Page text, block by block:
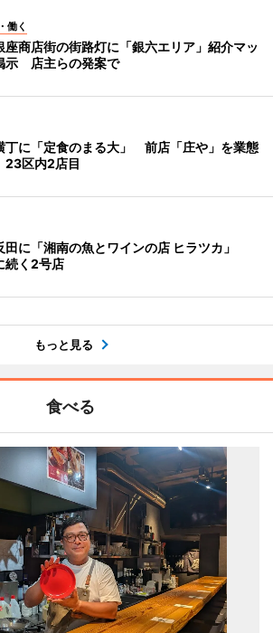
働く
座商店街の街路灯に「銀六エリア」紹介マッ
示 店主らの発案で
丁に「定食のまる大」 前店「庄や」を業態
23区内2店目
田に「湘南の魚とワインの店 ヒラツカ」
続く2号店
もっと見る
食べる